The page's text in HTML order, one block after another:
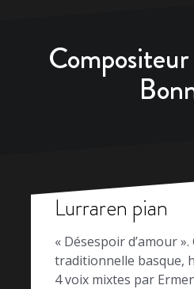
Lurraren pian
« Désespoir d’amour
traditionnelle basque,
4 voix mixtes par